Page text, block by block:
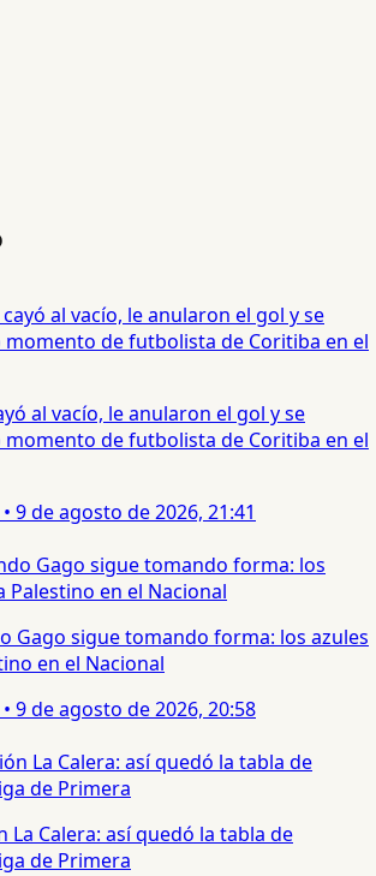
al vacío, le anularon el gol y se
de futbolista de Coritiba en el
• 9 de agosto de 2026, 21:41
Gago sigue tomando forma: los azules
en el Nacional
• 9 de agosto de 2026, 20:58
La Calera: así quedó la tabla de
de Primera